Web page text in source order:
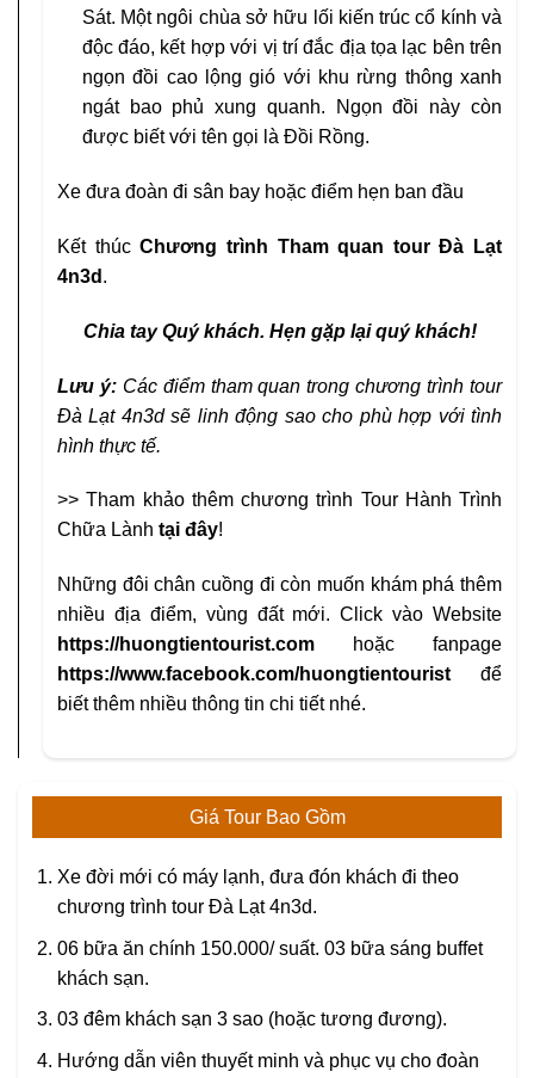
Sát. Một ngôi chùa sở hữu lối kiến trúc cổ kính và
độc đáo, kết hợp với vị trí đắc địa tọa lạc bên trên
ngọn đồi cao lộng gió với khu rừng thông xanh
ngát bao phủ xung quanh. Ngọn đồi này còn
được biết với tên gọi là Đồi Rồng.
Xe đưa đoàn đi sân bay hoặc điểm hẹn ban đầu
Kết thúcChương trình Tham quan tour Đà Lạt
4n3d .
Chia tay Quý khách. Hẹn gặp lại quý khách!
Lưu ý: Các điểm tham quan trong chương trình tour
Đà Lạt 4n3d sẽ linh động sao cho phù hợp với tình
hình thực tế.
>> Tham khảo thêm chương trình Tour Hành Trình
Chữa Lành tại đây!
Những đôi chân cuồng đi còn muốn khám phá thêm
nhiều địa điểm, vùng đất mới. Click vào Website
https://huongtientourist.com hoặc fanpage
https://www.facebook.com/huongtientourist để
biết thêm nhiều thông tin chi tiết nhé.
Giá Tour Bao Gồm
Xe đời mới có máy lạnh, đưa đón khách đi theo
chương trình tour Đà Lạt 4n3d.
06 bữa ăn chính 150.000/ suất. 03 bữa sáng buffet
khách sạn.
03 đêm khách sạn 3 sao (hoặc tương đương).
Hướng dẫn viên thuyết minh và phục vụ cho đoàn